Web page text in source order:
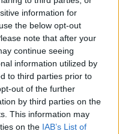
information for
the below opt-out
note that after your
continue seeing
information utilized by
to third parties prior to
out of the further
by third parties on the
This information may
on the IAB’s List of